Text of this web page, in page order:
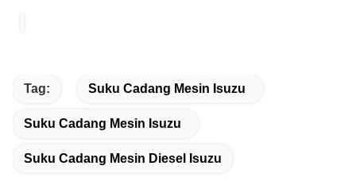
Tag: Suku Cadang Mesin Isuzu
Suku Cadang Mesin Isuzu
Suku Cadang Mesin Diesel Isuzu